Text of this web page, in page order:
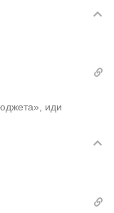
иди